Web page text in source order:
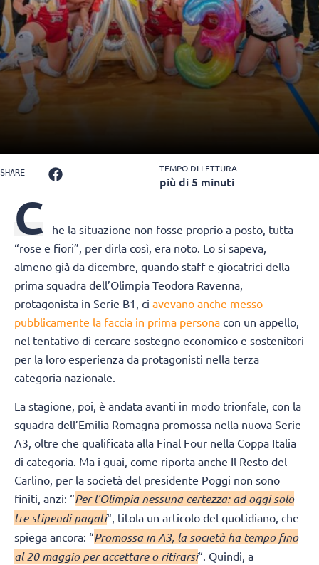
SHARE TEMPO DI LETTURA
più di 5 minuti
C
he la situazione non fosse proprio a posto, tutta
“rose e fiori”, per dirla così, era noto. Lo si sapeva,
almeno già da dicembre, quando staff e giocatrici della
prima squadra dell’Olimpia Teodora Ravenna,
protagonista in Serie B1, ci avevano anche messo
pubblicamente la faccia in prima persona con un appello,
nel tentativo di cercare sostegno economico e sostenitori
per la loro esperienza da protagonisti nella terza
categoria nazionale.
La stagione, poi, è andata avanti in modo trionfale, con la
squadra dell’Emilia Romagna promossa nella nuova Serie
A3, oltre che qualificata alla Final Four nella Coppa Italia
di categoria. Ma i guai, come riporta anche Il Resto del
Carlino, per la società del presidente Poggi non sono
finiti, anzi: “Per l’Olimpia nessuna certezza: ad oggi solo
tre stipendi pagati“, titola un articolo del quotidiano, che
spiega ancora: “Promossa in A3, la società ha tempo fino
al 20 maggio per accettare o ritirarsi“. Quindi, a